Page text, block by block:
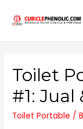
Toilet
#1: Jual
Toilet Portable /